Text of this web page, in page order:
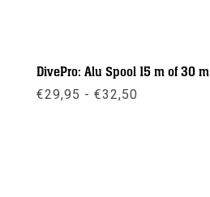
DivePro: Alu Spool 15 m of 30 m
€29,95 - €32,50